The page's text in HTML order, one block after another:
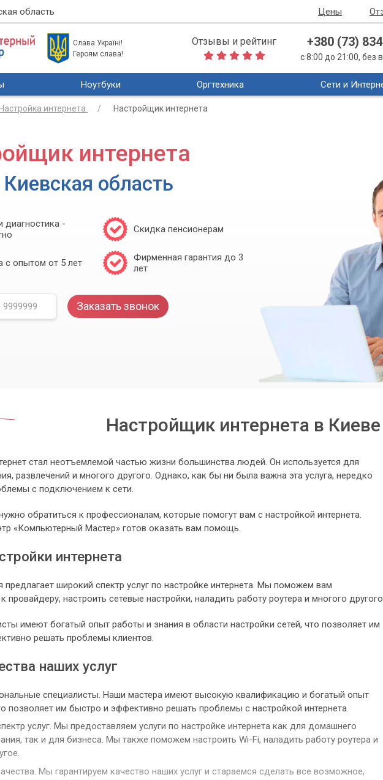
область Цены
Слава Україні!
Героям слава!
Отзывы и рейтинг +380 (73)
с 8:00 до 21:00, без
Ноутбуки Оргтехника Сети и
Настройка интернета Настройщик интернета
интернета
область
диагностика -
Скидка пенсионерам
с опытом от 5 лет
Фирменная гарантия до 3
лет
Заказать звонок
Настройщик интернета в Киеве
стал неотъемлемой частью жизни большинства людей. Он используется для
развлечений и многого другого. Однако, как бы ни была важна эта услуга, нередко
с подключением к сети.
обратиться к профессионалам, которые помогут вам с настройкой интернета.
«Компьютерный Мастер» готов оказать вам помощь.
интернета
широкий спектр услуг по настройке интернета. Мы поможем вам
провайдеру, настроить сетевые настройки, наладить работу роутера и многого
имеют богатый опыт работы и знания в области настройки сетей, что позволяет им
решать проблемы клиентов.
наших услуг
специалисты. Наши мастера имеют высокую квалификацию и богатый опыт
позволяет им быстро и эффективно решать проблемы с настройкой интернета.
услуг. Мы предоставляем услуги по настройке интернета как для домашнего
так и для бизнеса. Мы также поможем настроить Wi-Fi, наладить работу роутера и
Мы гарантируем качество наших услуг и стараемся сделать все возможное,